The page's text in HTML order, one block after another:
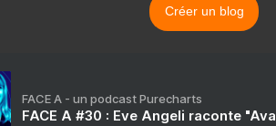
Créer un blog
FACE A - un podcast Purecharts
FACE A #30 : Eve Angeli raconte